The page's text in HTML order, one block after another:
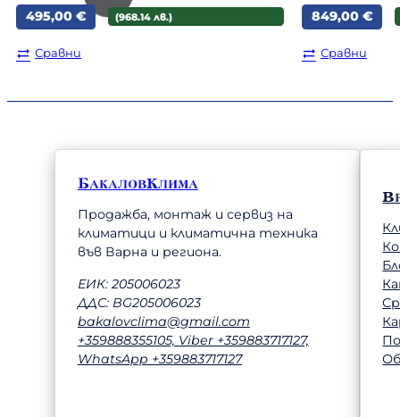
495,00 € (968.14 лв.)
Сравни
849,00 €
Сравни
БакаловКлима
Продажба, монтаж и сервиз на
климатици и климатична техника
във Варна и региона.
ЕИК: 205006023
ДДС: BG205006023
bakalovclima@gmail.com
+359888355105, Viber +359883717127,
WhatsApp +359883717127